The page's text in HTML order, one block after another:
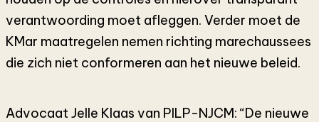
verantwoording moet afleggen. Verder moet de
KMar maatregelen nemen richting marechaussees
die zich niet conformeren aan het nieuwe beleid.
Advocaat Jelle Klaas van PILP-NJCM: “De nieuwe